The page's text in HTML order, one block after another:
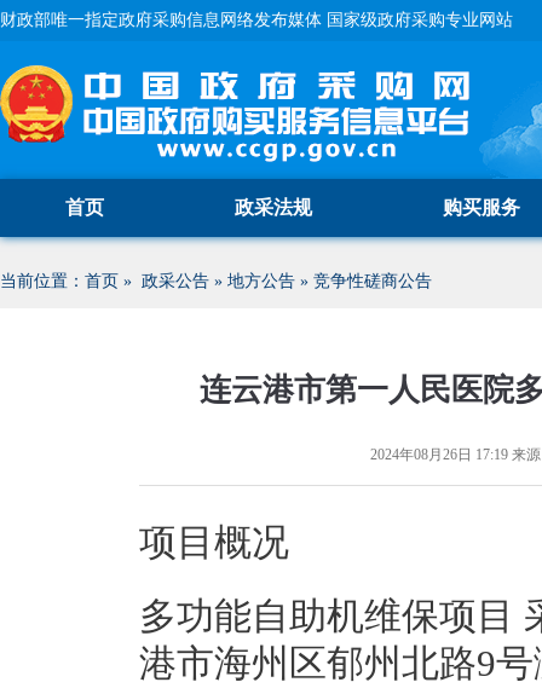
财政部唯一指定政府采购信息网络发布媒体 国家级政府采购专业网站
首页 政采法规 购买服务
当前位置： 首页 » 政采公告 » 地方公告 » 竞争性磋商公告
连云港市第一人民医院
2024年08月26日 17:19 来
项目概况
多功能自助机维保项目
港市海州区郁州北路9